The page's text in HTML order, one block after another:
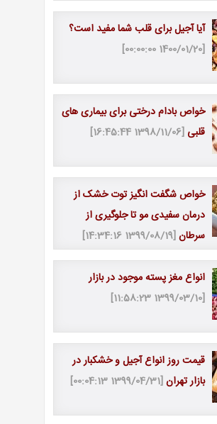
آیا آجیل برای قلب شما مفید است؟
[1400/01/20 00:00:00]
خواص بادام درختی برای بیماری های
قلبی [1398/11/06 16:45:44]
خواص شگفت انگیز توت خشک از
درمان سفیدی مو تا جلوگیری از
سرطان[1399/08/19 14:34:16]
انواع مغز پسته موجود در بازار
[1399/03/10 11:58:23]
قیمت روز انواع آجیل و خشکبار در
بازار تهران[1399/04/31 00:04:13]